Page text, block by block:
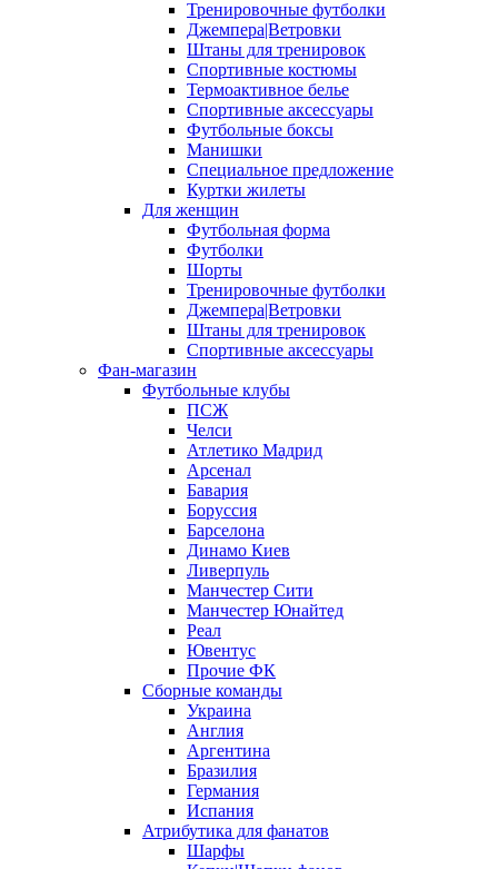
Тренировочные футболки
Джемпера|Ветровки
Штаны для тренировок
Спортивные костюмы
Термоактивное белье
Спортивные аксессуары
Футбольные боксы
Манишки
Специальное предложение
Куртки жилеты
Для женщин
Футбольная форма
Футболки
Шорты
Тренировочные футболки
Джемпера|Ветровки
Штаны для тренировок
Спортивные аксессуары
Фан-магазин
Футбольные клубы
ПСЖ
Челси
Атлетико Мадрид
Арсенал
Бавария
Боруссия
Барселона
Динамо Киев
Ливерпуль
Манчестер Сити
Манчестер Юнайтед
Реал
Ювентус
Прочие ФК
Сборные команды
Украина
Англия
Аргентина
Бразилия
Германия
Испания
Атрибутика для фанатов
Шарфы